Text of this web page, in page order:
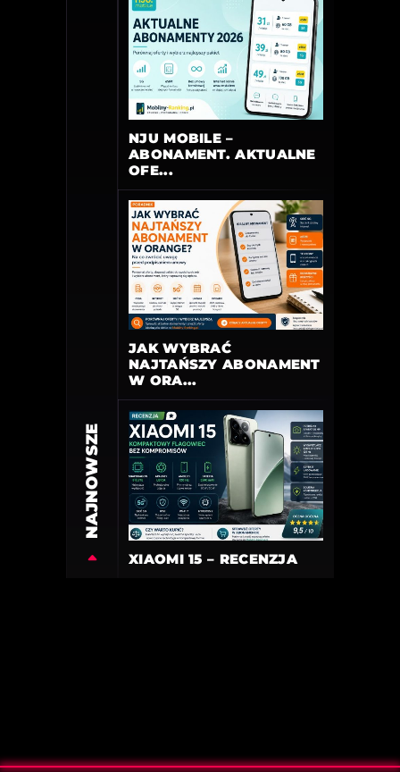
NAJNOWSZE
NJU MOBILE –
ABONAMENT. AKTUALNE
OFE...
JAK WYBRAĆ
NAJTAŃSZY ABONAMENT
W ORA...
XIAOMI 15 – RECENZJA